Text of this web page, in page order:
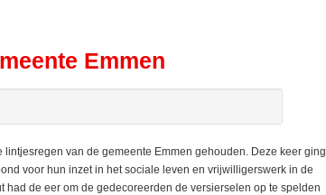
Emmen
van de gemeente Emmen gehouden. Deze keer ging
voor hun inzet in het sociale leven en vrijwilligerswerk in de
de eer om de gedecoreerden de versierselen op te spelden